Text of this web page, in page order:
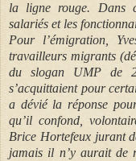
la ligne rouge. Dans
salariés et les
Pour l’émigration,
travailleurs migrants
du slogan UMP de
s’acquittaient pour
a dévié la réponse
qu’il confond,
Brice Hortefeux jurant
jamais il n’y aurait de